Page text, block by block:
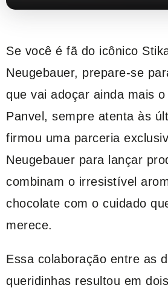
Se você é fã do icônico
Neugebauer, prepare-se
que vai adoçar ainda mais
Panvel, sempre atenta às
firmou uma parceria
Neugebauer para lançar
combinam o irresistível
chocolate com o cuidado
merece.
Essa colaboração entre as
queridinhas resultou em